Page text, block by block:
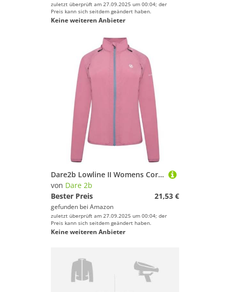
zuletzt überprüft am 27.09.2025 um 00:04; der
Preis kann sich seitdem geändert haben.
Keine weiteren Anbieter
Dare2b Lowline II Womens Core Stretch für Ski, Wandern und Trekking – Recyceltes, warm hinterlegtes Stretchmaterial, schnell trocknend, angewachsene Kapuze und durchgehender Reißverschluss
von Dare 2b
Bester Preis
21,53 €
gefunden bei Amazon
zuletzt überprüft am 27.09.2025 um 00:04; der
Preis kann sich seitdem geändert haben.
Keine weiteren Anbieter